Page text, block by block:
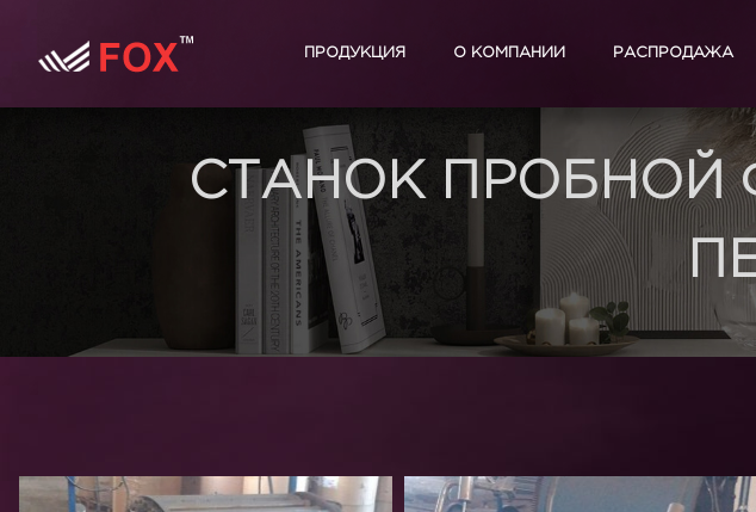
ПРОДУКЦИЯ О КОМПАНИИ РАСПРОДАЖА
СТАНОК ПРОБНОЙ